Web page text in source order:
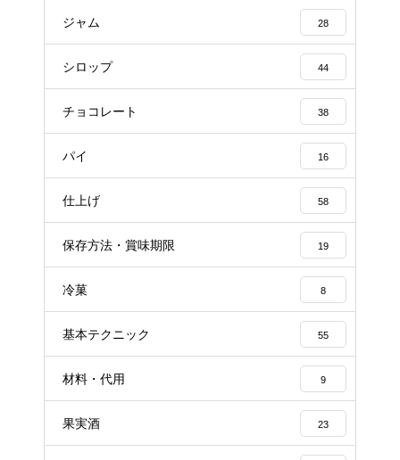
ジャム 28
シロップ 44
チョコレート 38
パイ 16
仕上げ 58
保存方法・賞味期限 19
冷菓 8
基本テクニック 55
材料・代用 9
果実酒 23